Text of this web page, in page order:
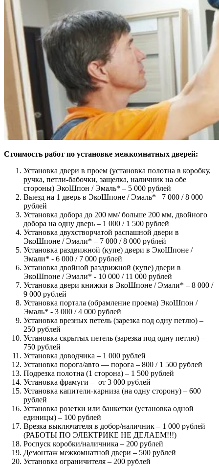
Стоимость работ по установке межкомнатных дверей:
Установка двери в проем (установка полотна в коробку,
ручка, петли-бабочки, защелка, наличник на обе
стороны) ЭкоШпон / Эмаль* – 5 000 рублей
Выезд на 1 дверь в ЭкоШпоне / Эмаль*– 7 000 / 8 000
рублей
Установка добора до 200 мм/ больше 200 мм, двойного
добора на одну дверь – 1 000 / 1 500 рублей
Установка двухстворчатой распашной двери в
ЭкоШпоне / Эмали* – 7 000 / 8 000 рублей
Установка раздвижной (купе) двери в ЭкоШпоне /
Эмали* - 6 000 / 7 000 рублей
Установка двойной раздвижной (купе) двери в
ЭкоШпоне / Эмали* - 10 000 / 11 000 рублей
Установка двери книжки в ЭкоШпоне / Эмали* – 8 000 /
9 000 рублей
Установка портала (обрамление проема) ЭкоШпон /
Эмаль* - 3 000 / 4 000 рублей
Установка врезных петель (зарезка под одну петлю) –
250 рублей
Установка скрытых петель (зарезка под одну петлю) –
750 рублей
Установка доводчика – 1 000 рублей
Установка порога/авто — порога – 800 / 1 500 рублей
Подрезка полотна (1 сторона) – 1 500 рублей
Установка фрамуги – от 3 000 рублей
Установка капители-карниза (на одну сторону) – 600
рублей
Установка розетки или банкетки (установка одной
единицы) – 100 рублей
Врезка выключателя в добор/наличник – 1 000 рублей
(РАБОТЫ ПО ЭЛЕКТРИКЕ НЕ ДЕЛАЕМ!!!)
Роспуск коробки/наличника – 200 рублей
Демонтаж межкомнатной двери – 500 рублей
Установка ограничителя – 200 рублей